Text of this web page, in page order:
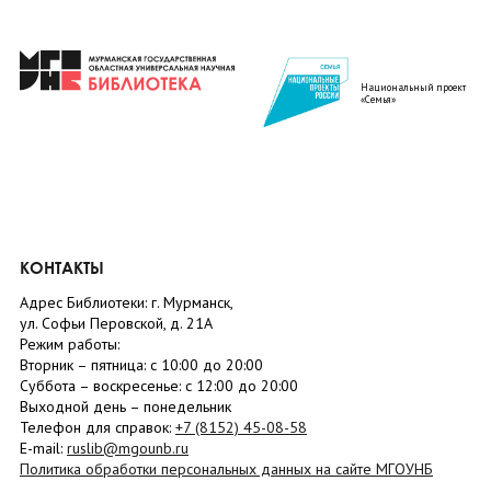
Национальный проект
«Семья»
КОНТАКТЫ
Адрес Библиотеки: г. Мурманск,
ул. Софьи Перовской, д. 21А
Режим работы:
Вторник – пятница: с 10:00 до 20:00
Суббота – воскресенье: c 12:00 до 20:00
Выходной день – понедельник
Телефон для справок: +7 (8152) 45-08-58
E-mail: ruslib@mgounb.ru
Политика обработки персональных данных на сайте МГОУНБ